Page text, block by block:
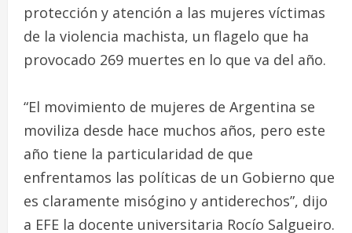
protección y atención a las mujeres víctimas
de la violencia machista, un flagelo que ha
provocado 269 muertes en lo que va del año.
“El movimiento de mujeres de Argentina se
moviliza desde hace muchos años, pero este
año tiene la particularidad de que
enfrentamos las políticas de un Gobierno que
es claramente misógino y antiderechos”, dijo
a EFE la docente universitaria Rocío Salgueiro.